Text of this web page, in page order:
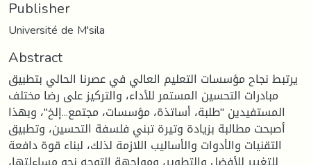
Publisher
Université de M'sila
Abstract
يرتبط نجاح مؤسسات التعليم العالي في عصرنا الحالي بتطبيق
مبادرات التحسين المستمر للأداء، والتركيز على رضا مختلف
المستفيدين "طلبة، أساتذة، مؤسسات، مجتمع...إلخ"، وبهذا
أصبحت مطالبة بزيادة وتيرة تبني فلسفة التحسين، وتطبيق
التقنيات والأدوات والأساليب اللازمة لذلك، لبناء قوة دافعة